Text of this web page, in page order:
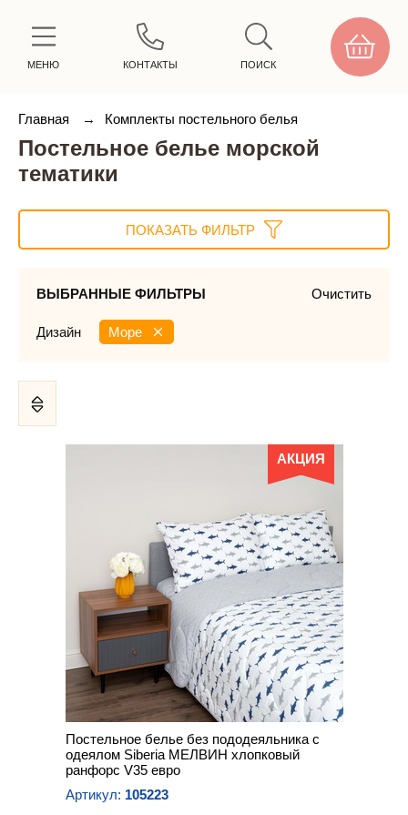
МЕНЮ КОНТАКТЫ ПОИСК
Главная → Комплекты постельного белья
Постельное белье морской
тематики
ПОКАЗАТЬ ФИЛЬТР
ВЫБРАННЫЕ ФИЛЬТРЫ Очистить
Дизайн Море
АКЦИЯ
Постельное белье без пододеяльника с
одеялом Siberia МЕЛВИН хлопковый
ранфорс V35 евро
Артикул: 105223